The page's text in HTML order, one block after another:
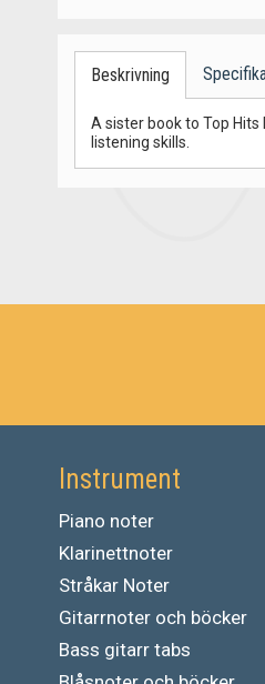
Beskrivning
A sister book to Top
listening skills.
Instrument
Piano noter
Klarinettnoter
Stråkar Noter
Gitarrnoter och böcker
Bass gitarr tabs